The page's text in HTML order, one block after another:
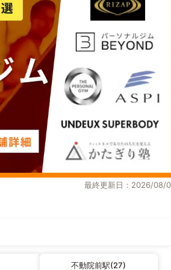
最終更新日：2026/08/
不動院前駅(27)